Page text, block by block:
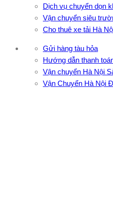
Dịch vụ chuyển dọn
Vận chuyển siêu
Cho thuê xe tải Hà
Gửi hàng tàu hỏa
Hướng dẫn thanh
Vận chuyển Hà Nội
Vận Chuyển Hà Nội